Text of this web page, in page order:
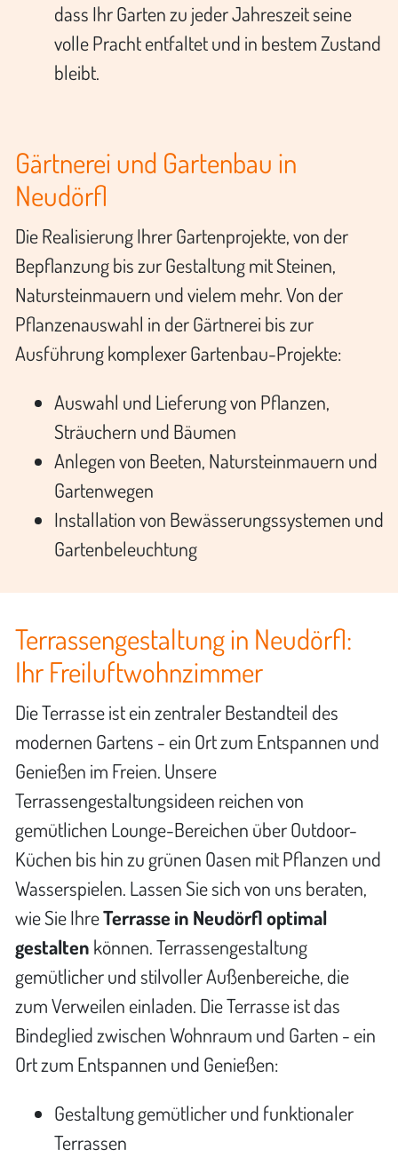
dass Ihr Garten zu jeder Jahreszeit seine
volle Pracht entfaltet und in bestem Zustand
bleibt.
Gärtnerei und Gartenbau in
Neudörfl
Die Realisierung Ihrer Gartenprojekte, von der
Bepflanzung bis zur Gestaltung mit Steinen,
Natursteinmauern und vielem mehr. Von der
Pflanzenauswahl in der Gärtnerei bis zur
Ausführung komplexer Gartenbau-Projekte:
Auswahl und Lieferung von Pflanzen,
Sträuchern und Bäumen
Anlegen von Beeten, Natursteinmauern und
Gartenwegen
Installation von Bewässerungssystemen und
Gartenbeleuchtung
Terrassengestaltung in Neudörfl:
Ihr Freiluftwohnzimmer
Die Terrasse ist ein zentraler Bestandteil des
modernen Gartens - ein Ort zum Entspannen und
Genießen im Freien. Unsere
Terrassengestaltungsideen reichen von
gemütlichen Lounge-Bereichen über Outdoor-
Küchen bis hin zu grünen Oasen mit Pflanzen und
Wasserspielen. Lassen Sie sich von uns beraten,
wie Sie IhreTerrasse in Neudörfl optimal
gestalten können. Terrassengestaltung
gemütlicher und stilvoller Außenbereiche, die
zum Verweilen einladen. Die Terrasse ist das
Bindeglied zwischen Wohnraum und Garten - ein
Ort zum Entspannen und Genießen:
Gestaltung gemütlicher und funktionaler
Terrassen